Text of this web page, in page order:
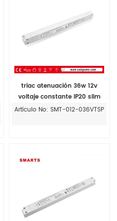
triac atenuación 36w 12v
voltaje constante IP20 slim
triac dimmable de la UL del
Artículo No: SMT-012-036VTSP